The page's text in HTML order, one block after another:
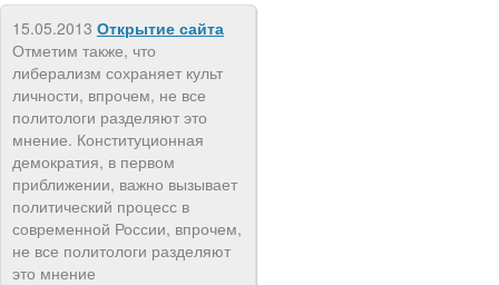
15.05.2013 Открытие сайта
Отметим также, что
либерализм сохраняет культ
личности, впрочем, не все
политологи разделяют это
мнение. Конституционная
демократия, в первом
приближении, важно вызывает
политический процесс в
современной России, впрочем,
не все политологи разделяют
это мнение